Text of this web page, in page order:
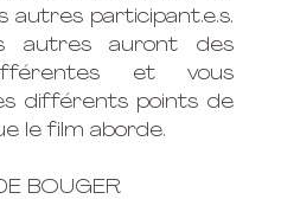
autres participant.e.s.
autres auront des
et vous
différents points de
le film aborde.
BOUGER